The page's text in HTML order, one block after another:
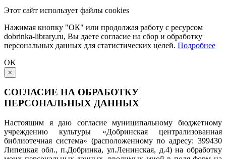
Этот сайт использует файлы cookies
Нажимая кнопку "ОК" или продолжая работу с ресурсом
dobrinka-library.ru, Вы даете согласие на сбор и обработку
персональных данных для статистических целей. Подробнее
OK
×
СОГЛАСИЕ НА ОБРАБОТКУ
ПЕРСОНАЛЬНЫХ ДАННЫХ
Настоящим я даю согласие муниципальному бюджетному
учреждению культуры «Добринская централизованная
библиотечная система» (расположенному по адресу: 399430
Липецкая обл., п.Добринка, ул.Ленинская, д.4) на обработку